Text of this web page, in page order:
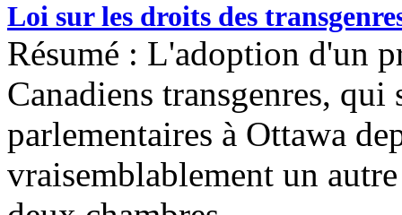
Loi sur les droits des
Résumé : L'adoption d'un
Canadiens transgenres, qui
parlementaires à Ottawa
vraisemblablement un